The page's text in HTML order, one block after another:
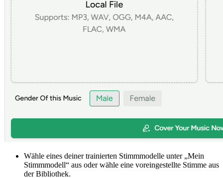
Wähle eines deiner trainierten Stimmmodelle unter „Mein
Stimmmodell“ aus oder wähle eine voreingestellte Stimme aus
der Bibliothek.